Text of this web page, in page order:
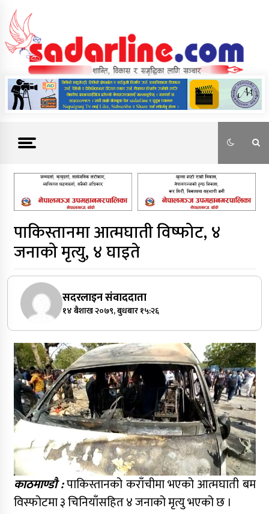
content
News For Nepal
पाकिस्तानमा आत्मघाती विष्फोट, ४
जनाको मृत्यु, ४ घाइते
सदरलाइन संवाददाता
१४ बैशाख २०७९, बुधबार १५:२६
काठमाण्डौ :पाकिस्तानको कराँचीमा भएको आत्मघाती बम
विस्फोटमा ३ चिनियाँसहित ४ जनाको मृत्यु भएको छ ।